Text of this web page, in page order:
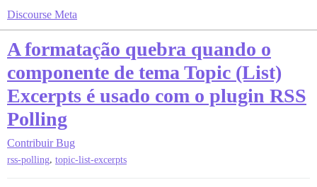
Discourse Meta
A formatação quebra quando o
componente de tema Topic (List)
Excerpts é usado com o plugin RSS
Polling
Contribuir Bug
rss-polling, topic-list-excerpts